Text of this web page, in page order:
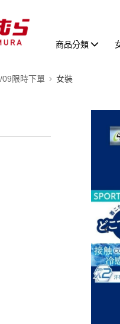
商品分類
09限時下單 女裝